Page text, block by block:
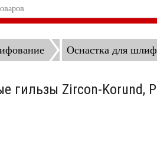
Оснастка для
гильзы Zircon-Korund,